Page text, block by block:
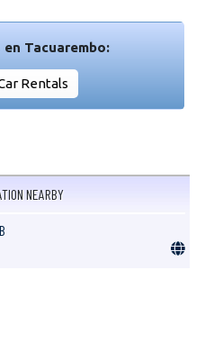
Tacuarembo:
Rentals
NEARBY